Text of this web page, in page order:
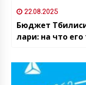
22.08.2025
Бюджет
лари: на что его